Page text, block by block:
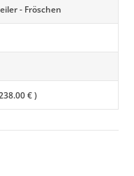
- Fröschen
€ )